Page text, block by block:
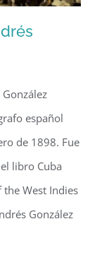
español
de 1898. Fue
libro Cuba
West Indies
González